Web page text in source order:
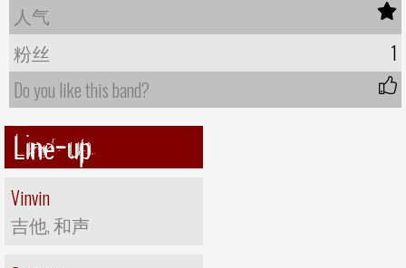
人气
粉丝
1
Do you like this band?
Line-up
Vinvin
吉他, 和声